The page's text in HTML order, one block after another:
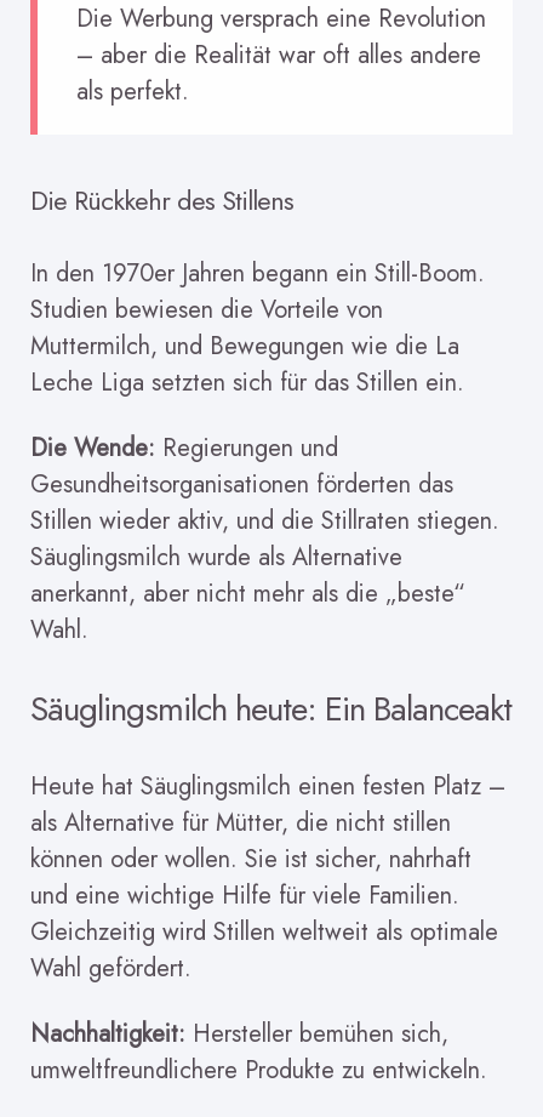
Die Werbung versprach eine Revolution
– aber die Realität war oft alles andere
als perfekt.
Die Rückkehr des Stillens
In den 1970er Jahren begann ein Still-Boom.
Studien bewiesen die Vorteile von
Muttermilch, und Bewegungen wie die La
Leche Liga setzten sich für das Stillen ein.
Die Wende: Regierungen und
Gesundheitsorganisationen förderten das
Stillen wieder aktiv, und die Stillraten stiegen.
Säuglingsmilch wurde als Alternative
anerkannt, aber nicht mehr als die „beste“
Wahl.
Säuglingsmilch heute: Ein Balanceakt
Heute hat Säuglingsmilch einen festen Platz –
als Alternative für Mütter, die nicht stillen
können oder wollen. Sie ist sicher, nahrhaft
und eine wichtige Hilfe für viele Familien.
Gleichzeitig wird Stillen weltweit als optimale
Wahl gefördert.
Nachhaltigkeit: Hersteller bemühen sich,
umweltfreundlichere Produkte zu entwickeln.